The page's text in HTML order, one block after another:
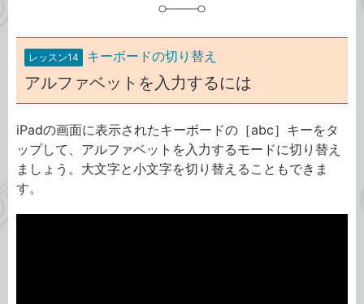
レッスン14 キーボードの切り替え
アルファベットを入力するには
iPadの画面に表示されたキーボードの［abc］キーをタ
ップして、アルファベットを入力するモードに切り替え
ましょう。大文字と小文字を切り替えることもできま
す。